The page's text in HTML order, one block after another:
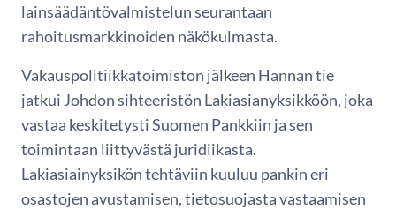
lainsäädäntövalmistelun seurantaan
rahoitusmarkkinoiden näkökulmasta.
Vakauspolitiikkatoimiston jälkeen Hannan tie
jatkui Johdon sihteeristön Lakiasianyksikköön, joka
vastaa keskitetysti Suomen Pankkiin ja sen
toimintaan liittyvästä juridiikasta.
Lakiasiainyksikön tehtäviin kuuluu pankin eri
osastojen avustamisen, tietosuojasta vastaamisen